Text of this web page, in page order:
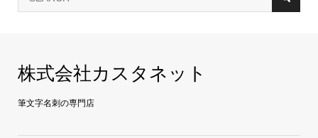
株式会社カスタネット
筆文字名刺の専門店